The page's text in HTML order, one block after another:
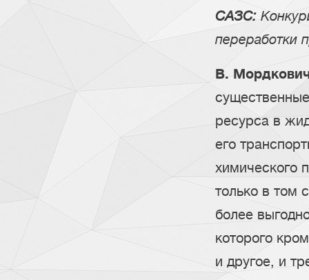
САЗС:
переработки
В.
ресурса в
его
химического
только в том
более
которого
и другое, и